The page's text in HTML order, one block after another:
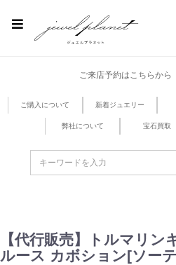
ご来店予約はこちらから
ご購入について 新着ジュエリー
弊社について 宝石買取
【代行販売】トルマリ
ルース カボション[ソー